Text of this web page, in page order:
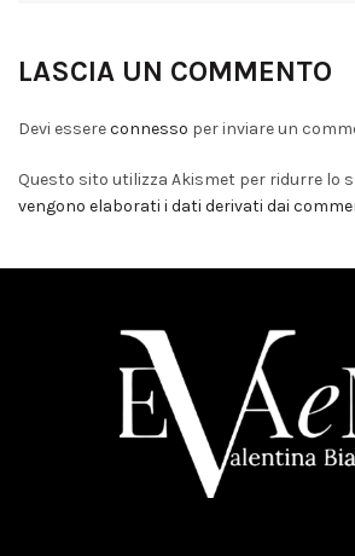
LASCIA UN COMMENTO
Devi essereconnesso per inviare un
Questo sito utilizza Akismet per ridurre lo
vengono elaborati i dati derivati dai